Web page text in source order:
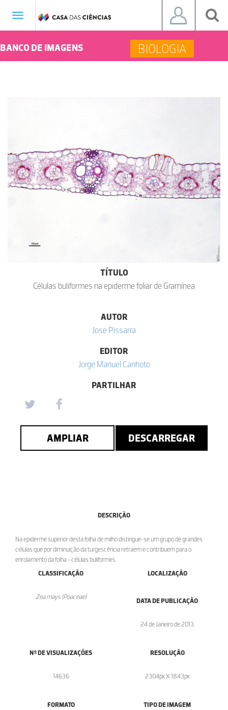
Toggle
BANCO DE IMAGENS BIOLOGIA
TÍTULO
Células buliformes na epiderme foliar de Gramínea
AUTOR
Jose Pissarra
EDITOR
Jorge Manuel Canhoto
PARTILHAR
AMPLIAR DESCARREGAR
DESCRIÇÃO
Na epiderme superior desta folha de milho distingue-se um grupo de grandes
células que por diminuição da turgescência retraem e contribuem para o
enrolamento da folha - células buliformes.
CLASSIFICAÇÃO
Zea mays (Poaceae)
LOCALIZAÇÃO
DATA DE PUBLICAÇÃO
24 de Janeiro de 2013
Nº DE VISUALIZAÇÕES
14636
RESOLUÇÃO
2304px X 1843px
FORMATO TIPO DE IMAGEM